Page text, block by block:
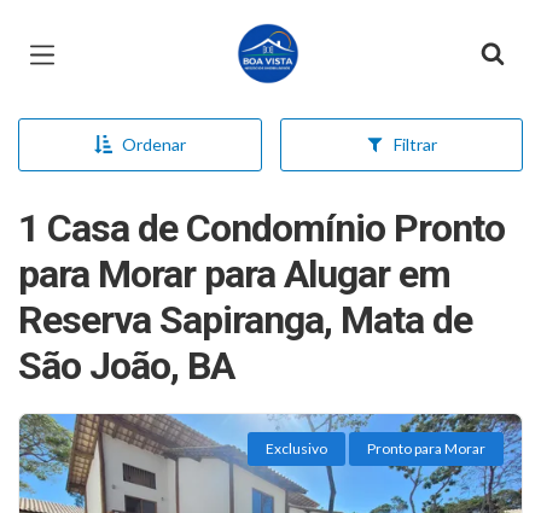
Página inicial
Ordenar Filtrar
1 Casa de Condomínio Pronto
para Morar para Alugar em
Reserva Sapiranga, Mata de
São João, BA
Exclusivo Pronto para Morar